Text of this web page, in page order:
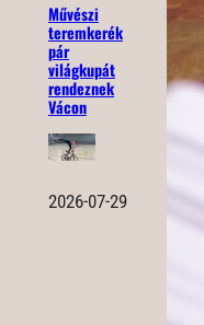
Művészi
teremkerék
pár
világkupát
rendeznek
Vácon
2026-07-29